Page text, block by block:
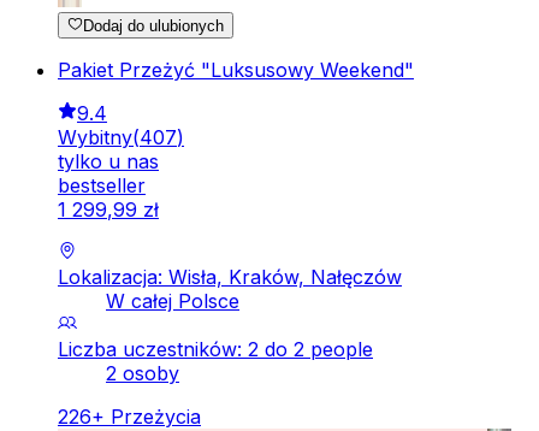
Dodaj do ulubionych
Pakiet Przeżyć "Luksusowy Weekend"
9.4
Wybitny(407)
tylko u nas
bestseller
1 299,99 zł
Lokalizacja: Wisła, Kraków, Nałęczów
W całej Polsce
Liczba uczestników: 2 do 2 people
2 osoby
226+ Przeżycia